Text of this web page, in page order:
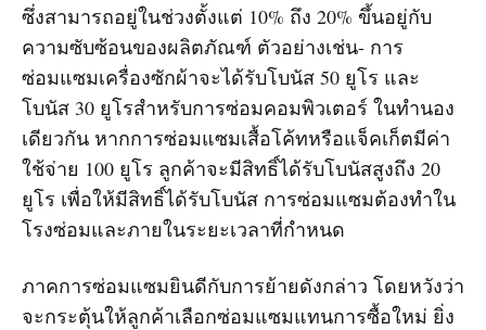
ซึ่งสามารถอยู่ในช่วงตั้งแต่ 10% ถึง 20% ขึ้นอยู่กับ
ความซับซ้อนของผลิตภัณฑ์ ตัวอย่างเช่น- การ
ซ่อมแซมเครื่องซักผ้าจะได้รับโบนัส 50 ยูโร และ
โบนัส 30 ยูโรสำหรับการซ่อมคอมพิวเตอร์ ในทำนอง
เดียวกัน หากการซ่อมแซมเสื้อโค้ทหรือแจ็คเก็ตมีค่า
ใช้จ่าย 100 ยูโร ลูกค้าจะมีสิทธิ์ได้รับโบนัสสูงถึง 20
ยูโร เพื่อให้มีสิทธิ์ได้รับโบนัส การซ่อมแซมต้องทำใน
โรงซ่อมและภายในระยะเวลาที่กำหนด
ภาคการซ่อมแซมยินดีกับการย้ายดังกล่าว โดยหวังว่า
จะกระตุ้นให้ลูกค้าเลือกซ่อมแซมแทนการซื้อใหม่ ยิ่ง